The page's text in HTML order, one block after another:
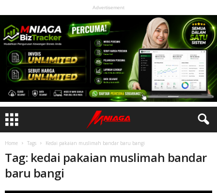
Advertisement
Home Tags Kedai pakaian muslimah bandar baru bangi
Tag: kedai pakaian muslimah bandar
baru bangi